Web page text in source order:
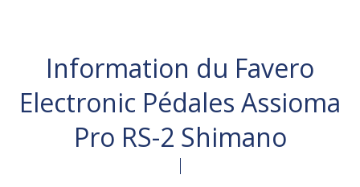
Information du Favero
Electronic Pédales Assioma
Pro RS-2 Shimano